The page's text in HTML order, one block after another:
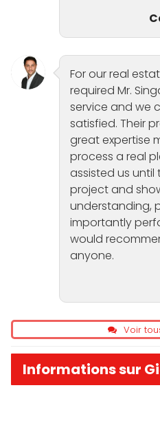
For our real
required Mr.
service and we
satisfied. Their
great expertise
process a real
assisted us
project and
understanding,
importantly
would
anyone.
Voir
Informations sur